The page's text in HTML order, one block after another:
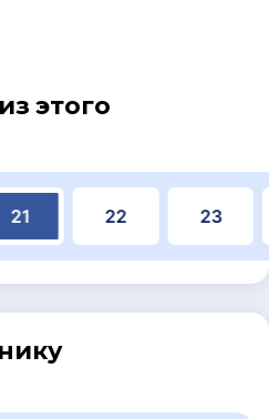
этого
21 22 23